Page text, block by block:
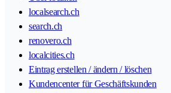
localsearch.ch
search.ch
renovero.ch
localcities.ch
Eintrag erstellen / ändern / löschen
Kundencenter für Geschäftskunden